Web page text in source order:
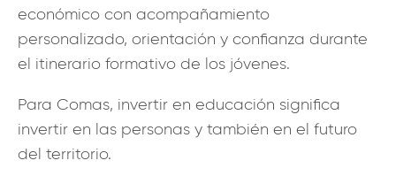
económico con acompañamiento
personalizado, orientación y confianza durante
el itinerario formativo de los jóvenes.
Para Comas, invertir en educación significa
invertir en las personas y también en el futuro
del territorio.